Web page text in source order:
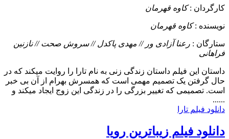
کارگردان :کاوه قهرمان
نویسنده :کاوه قهرمان
ستارگان : رعنا آزادی ور // مهدی پاکدل // سروش صحت // نازنین
فراهانی
داستان این فیلم داستان زندگی زنی به نام تارا را روایت میکند که در
حال گرفتن یک تصمیم مهمی است که همسرش بهرام از آن بی خبر
است. تصمیمی که تغییر بزرگی را در زندگی این زوج ایجاد میکند و
......
دانلود فیلم تارا
دانلود فیلم زیباترین رویا